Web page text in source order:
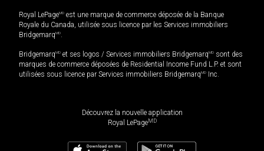
Royal LePageMD est une marque de commerce déposée de la Banque
Royale du Canada, utilisée sous licence par les Services immobiliers
BridgemarqMD.
BridgemarqMD et ses logos / Services immobiliers BridgemarqMD sont des
marques de commerce déposées de Residential Income Fund L.P. et sont
utilisées sous licence par Services immobiliers BridgemarqMD Inc.
Découvrez la nouvelle application
Royal LePageMD